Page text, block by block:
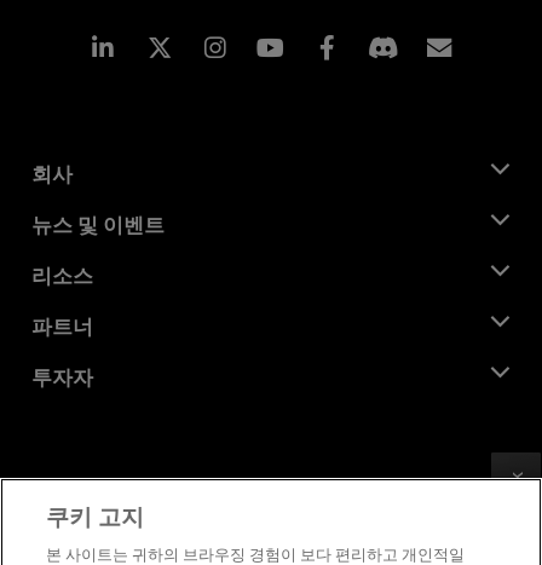
Linkedin Instagram Facebook
회사
AMD 소개
기업의 사회적 책임
채용
문의하기
뉴스 및 이벤트
뉴스룸
미디어 라이브러리
리소스
개발자 센트럴
사례 연구
파트너
AMD 파트너 허브
투자자
이사위원회
거버넌스 문서
SEC 신고서
상표
쿠키 고지
본 사이트는 귀하의 브라우징 경험이 보다 편리하고 개인적일